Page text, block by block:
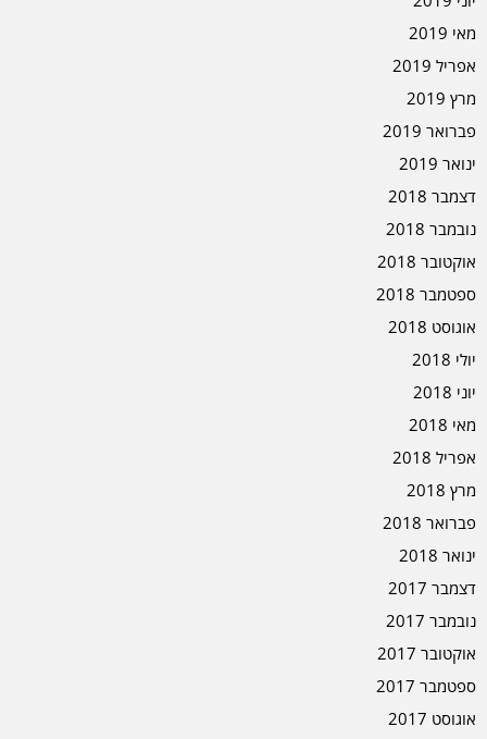
מאי 2019
אפריל 2019
מרץ 2019
פברואר 2019
ינואר 2019
דצמבר 2018
נובמבר 2018
אוקטובר 2018
ספטמבר 2018
אוגוסט 2018
יולי 2018
יוני 2018
מאי 2018
אפריל 2018
מרץ 2018
פברואר 2018
ינואר 2018
דצמבר 2017
נובמבר 2017
אוקטובר 2017
ספטמבר 2017
אוגוסט 2017